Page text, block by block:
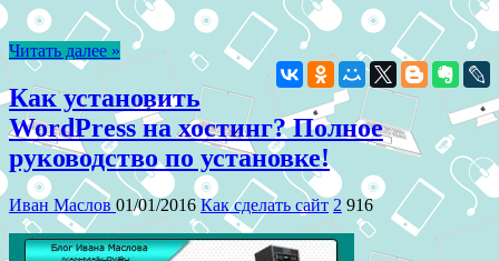
Читать далее »
Как установить
WordPress на хостинг? Полное
руководство по установке!
Иван Маслов 01/01/2016 Как сделать сайт 2 916